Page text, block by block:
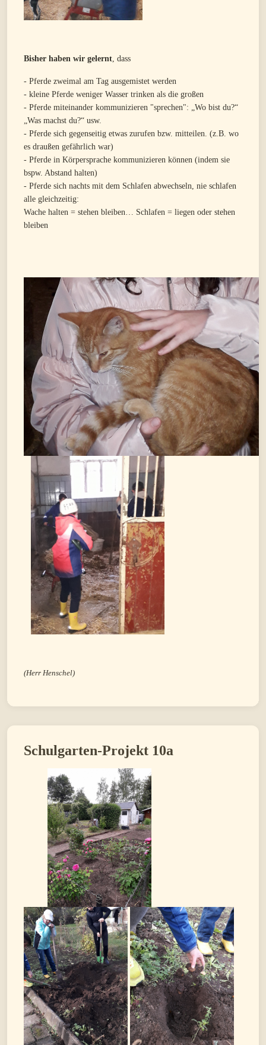
Bisher haben wir gelernt , dass
- Pferde zweimal am Tag ausgemistet werden
- kleine Pferde weniger Wasser trinken als die großen
- Pferde miteinander kommunizieren "sprechen": „Wo bist du?“
„Was machst du?“ usw.
- Pferde sich gegenseitig etwas zurufen bzw. mitteilen. (z.B. wo
es draußen gefährlich war)
- Pferde in Körpersprache kommunizieren können (indem sie
bspw. Abstand halten)
- Pferde sich nachts mit dem Schlafen abwechseln, nie schlafen
alle gleichzeitig:
Wache halten = stehen bleiben… Schlafen = liegen oder stehen
bleiben
(Herr Henschel)
Schulgarten-Projekt 10a